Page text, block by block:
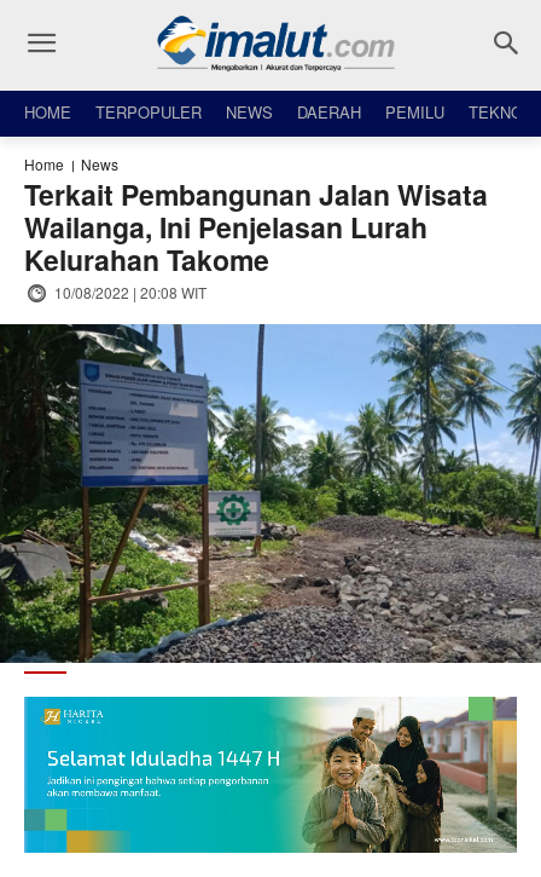
HOME TERPOPULER NEWS DAERAH PEMILU TEKNO
Home News
Terkait Pembangunan Jalan Wisata
Wailanga, Ini Penjelasan Lurah
Kelurahan Takome
10/08/2022 | 20:08 WIT